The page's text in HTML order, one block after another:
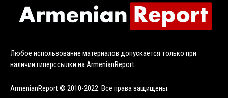
Любое использование материалов допускается только при
наличии гиперссылки на ArmenianReport
ArmenianReport © 2010-2022. Все права защищены.